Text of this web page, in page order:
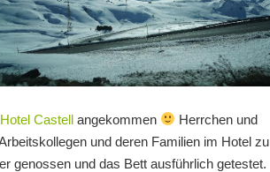
Hotel Castellangekommen
Herrchen und
und deren Familien im Hotel zu
genossen und das Bett ausführlich getestet.